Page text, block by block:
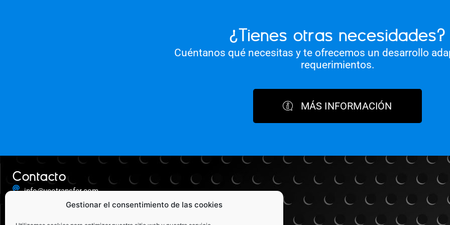
Gestionar el consentimiento de las cookies
¿Tienes otras necesidades?
Cuéntanos qué necesitas y te ofrecemos un desarrollo
requerimientos.
MÁS INFORMACIÓN
Contacto
info@veotransfer.com
+ 34 952 000 144